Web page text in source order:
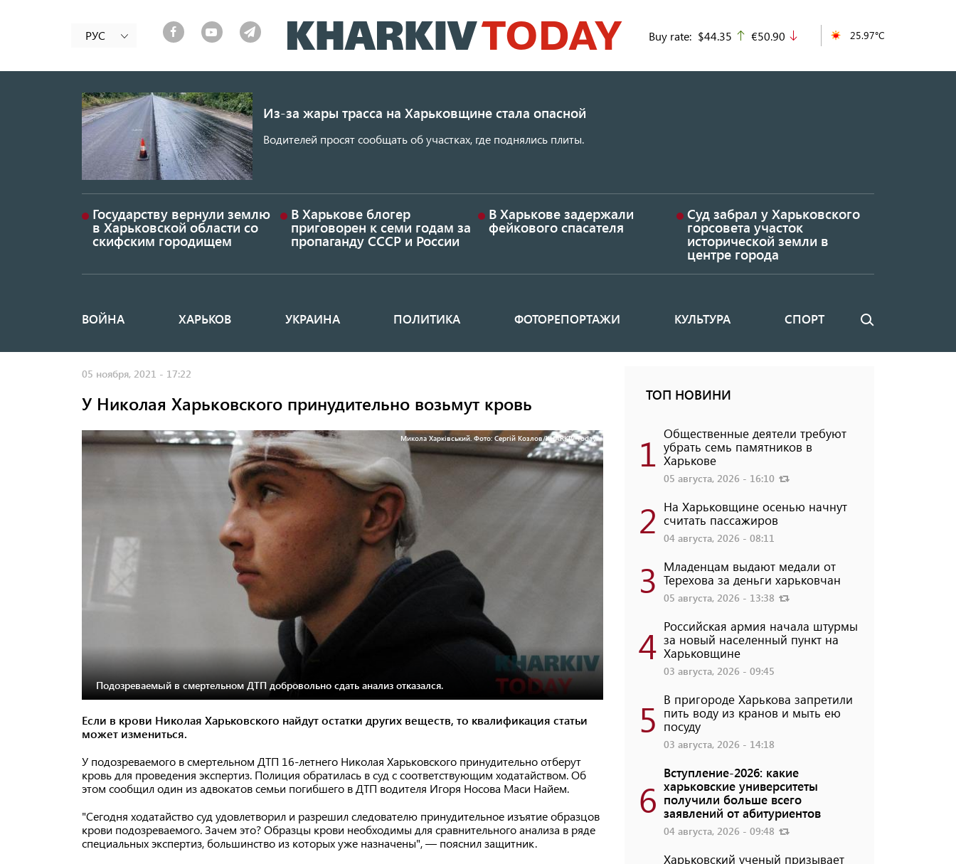
к
основному
РУС Buy rate: $44.35 up
€50.90 25.97°C
Из-за жары трасса на Харьковщине стала опасной
Водителей просят сообщать об участках, где поднялись плиты.
Государству вернули землю
в Харьковской области со
скифским городищем
В Харькове блогер
приговорен к семи годам за
пропаганду СССР и России
В Харькове задержали
фейкового спасателя
Суд забрал у Харьковского
горсовета участок
исторической земли в
центре города
Основная
ВОЙНА ХАРЬКОВ УКРАИНА ПОЛИТИКА ФОТОРЕПОРТАЖИ КУЛЬТУРА СПОРТ Поиск
05 ноября, 2021 - 17:22
У Николая Харьковского принудительно возьмут кровь
Микола Харківський. Фото: Сергій Козлов/KHARKIV Today
Подозреваемый в смертельном ДТП добровольно сдать анализ отказался.
Если в крови Николая Харьковского найдут остатки других веществ, то квалификация статьи
может измениться.
У подозреваемого в смертельном ДТП 16-летнего Николая Харьковского принудительно отберут
кровь для проведения экспертиз. Полиция обратилась в суд с соответствующим ходатайством. Об
этом сообщил один из адвокатов семьи погибшего в ДТП водителя Игоря Носова Маси Найем.
"Сегодня ходатайство суд удовлетворил и разрешил следователю принудительное изъятие образцов
крови подозреваемого. Зачем это? Образцы крови необходимы для сравнительного анализа в ряде
специальных экспертиз, большинство из которых уже назначены", — пояснил защитник.
ТОП НОВИНИ
1 Общественные деятели требуют
убрать семь памятников в
Харькове
05 августа, 2026 - 16:10
2 На Харьковщине осенью начнут
считать пассажиров
04 августа, 2026 - 08:11
3 Младенцам выдают медали от
Терехова за деньги харьковчан
05 августа, 2026 - 13:38
4 Российская армия начала штурмы
за новый населенный пункт на
Харьковщине
03 августа, 2026 - 09:45
5 В пригороде Харькова запретили
пить воду из кранов и мыть ею
посуду
03 августа, 2026 - 14:18
6
Вступление-2026: какие
харьковские университеты
получили больше всего
заявлений от абитуриентов
04 августа, 2026 - 09:48
Харьковский ученый призывает